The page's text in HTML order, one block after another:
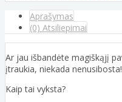
Aprašymas
(0) Atsiliepimai
Ar jau išbandėte magiškąjį
įtraukia, niekada nenusibosta!
Kaip tai vyksta?